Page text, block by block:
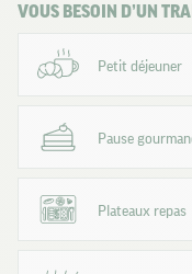
VOUS BESOIN D’UN
Petit déjeuner
Pause
Plateaux repas